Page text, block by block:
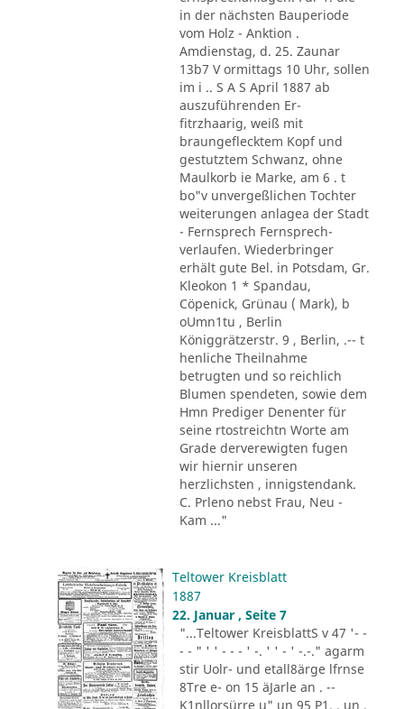
in der nächsten Bauperiode
vom Holz - Anktion .
Amdienstag, d. 25. Zaunar
13b7 V ormittags 10 Uhr, sollen
im i .. S A S April 1887 ab
auszuführenden Er-
fitrzhaarig, weiß mit
braungeflecktem Kopf und
gestutztem Schwanz, ohne
Maulkorb ie Marke, am 6 . t
bo"v unvergeßlichen Tochter
weiterungen anlagea der Stadt
- Fernsprech Fernsprech-
verlaufen. Wiederbringer
erhält gute Bel. in Potsdam, Gr.
Kleokon 1 * Spandau,
Cöpenick, Grünau ( Mark), b
oUmn1tu , Berlin
Königgrätzerstr. 9 , Berlin, .-- t
henliche Theilnahme
betrugten und so reichlich
Blumen spendeten, sowie dem
Hmn Prediger Denenter für
seine rtostreichtn Worte am
Grade derverewigten fugen
wir hiernir unseren
herzlichsten , innigstendank.
C. Prleno nebst Frau, Neu -
Kam ..."
Teltower Kreisblatt
1887
22. Januar , Seite 7
"...Teltower KreisblattS v 47 '- -
- - " ' ' - - - ' -. ' ' - ' -.-." agarm
stir Uolr- und etall8ärge lfrnse
8Tre e- on 15 äJarle an . --
K1nllorsürre u" un 95 P1. . un .